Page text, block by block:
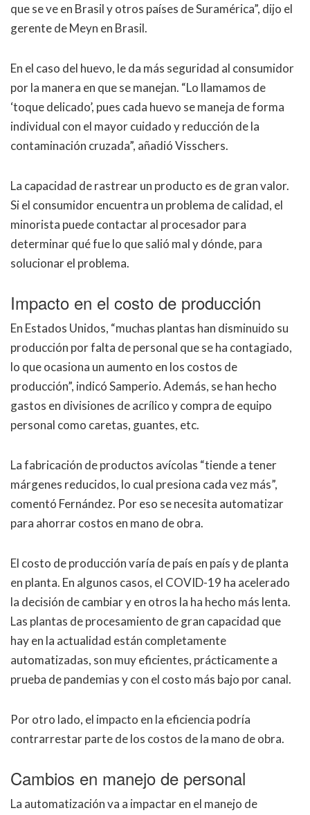
que se ve en Brasil y otros países de Suramérica”, dijo el
gerente de Meyn en Brasil.
En el caso del huevo, le da más seguridad al consumidor
por la manera en que se manejan. “Lo llamamos de
‘toque delicado’, pues cada huevo se maneja de forma
individual con el mayor cuidado y reducción de la
contaminación cruzada”, añadió Visschers.
La capacidad de rastrear un producto es de gran valor.
Si el consumidor encuentra un problema de calidad, el
minorista puede contactar al procesador para
determinar qué fue lo que salió mal y dónde, para
solucionar el problema.
Impacto en el costo de producción
En Estados Unidos, “muchas plantas han disminuido su
producción por falta de personal que se ha contagiado,
lo que ocasiona un aumento en los costos de
producción”, indicó Samperio. Además, se han hecho
gastos en divisiones de acrílico y compra de equipo
personal como caretas, guantes, etc.
La fabricación de productos avícolas “tiende a tener
márgenes reducidos, lo cual presiona cada vez más”,
comentó Fernández. Por eso se necesita automatizar
para ahorrar costos en mano de obra.
El costo de producción varía de país en país y de planta
en planta. En algunos casos, el COVID-19 ha acelerado
la decisión de cambiar y en otros la ha hecho más lenta.
Las plantas de procesamiento de gran capacidad que
hay en la actualidad están completamente
automatizadas, son muy eficientes, prácticamente a
prueba de pandemias y con el costo más bajo por canal.
Por otro lado, el impacto en la eficiencia podría
contrarrestar parte de los costos de la mano de obra.
Cambios en manejo de personal
La automatización va a impactar en el manejo de